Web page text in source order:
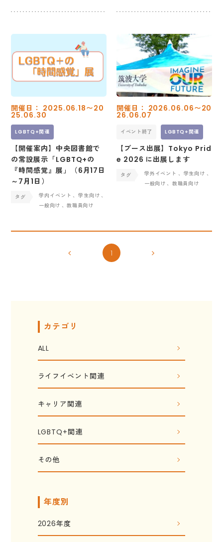
開催日： 2025.06.18〜20
25.06.30
LGBTQ+関連
【開催案内】中央図書館で
の常設展示「LGBTQ+の
『時間感覚』展」（6月17日
～7月1日）
学内イベント 、学生向け 、
一般向け 、教職員向け
開催日： 2026.06.06〜20
26.06.07
イベント終了 LGBTQ+関連
【ブース出展】Tokyo Prid
e 2026 に出展します
学外イベント 、学生向け 、
一般向け 、教職員向け
1
カテゴリ
ALL
ライフイベント関連
キャリア関連
LGBTQ+関連
その他
年度別
2026年度